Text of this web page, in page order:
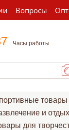
Вопросы
Часы работы
товары
и отдых
для